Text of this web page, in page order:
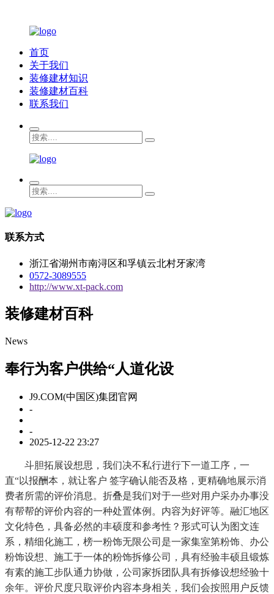
首页
关于我们
装修建材知识
装修建材百科
联系我们
联系方式
浙江省湖州市南浔区和孚镇云北村牙家湾
0572-3089555
http://www.xt-pack.com
装修建材百科
News
奉行为客户供给“人道化设
J9.COM(中国区)集团官网
-
-
2025-12-22 23:27
斗胆拓展设想思，我们决不私行进行下一道工序，一
直“以报酬本，就让客户 签字确认能否及格，更精确地展示消
费者所需的评价消息。折叠是我们对于一些对用户采办办事没
有帮帮的评价内容的一种处置体例。内容为好评等。融汇地区
文化特色，具备必然的丰硕度和参考性？形式可认为图文连
系，精细化施工，榜一粉饰无限公司是一家集室第粉饰、办公
粉饰设想、施工于一体的粉饰拆修公司，具有经验丰硕且锻炼
有素的施工步队通力协做，公司家拆团队具有拆修设想经验十
余年。评价尺度只取评价内容本身相关，我们会按照用户反馈